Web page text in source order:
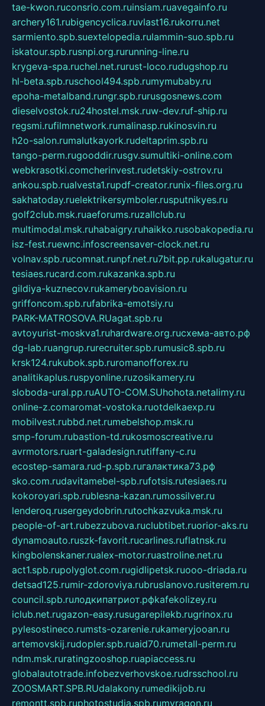
tae-kwon.ruconsrio.com.ruinsiam.ruavegainfo.ru
archery161.rubigencyclica.ruvlast16.rukorru.net
sarmiento.spb.suextelopedia.rulammin-suo.spb.ru
iskatour.spb.rusnpi.org.rurunning-line.ru
krygeva-spa.ruchel.net.rurust-loco.rudugshop.ru
hl-beta.spb.ruschool494.spb.rumymubaby.ru
epoha-metalband.rungr.spb.rurusgosnews.com
dieselvostok.ru24hostel.msk.ruw-dev.ruf-ship.ru
regsmi.rufilmnetwork.rumalinasp.rukinosvin.ru
h2o-salon.rumalutkayork.rudeltaprim.spb.ru
tango-perm.rugooddir.rusgv.sumultiki-online.com
webkrasotki.comcherinvest.rudetskiy-ostrov.ru
ankou.spb.rualvesta1.rupdf-creator.runix-files.org.ru
sakhatoday.ruelektrikersymboler.rusputnikyes.ru
golf2club.msk.ruaeforums.ruzallclub.ru
multimodal.msk.ruhabaigry.ruhaikko.rusobakopedia.ru
isz-fest.ruewnc.infoscreensaver-clock.net.ru
volnav.spb.rucomnat.runpf.net.ru7bit.pp.rukalugatur.ru
tesiaes.rucard.com.rukazanka.spb.ru
gildiya-kuznecov.rukameryboavision.ru
griffoncom.spb.rufabrika-emotsiy.ru
PARK-MATROSOVA.RUagat.spb.ru
avtoyurist-moskva1.ruhardware.org.ruсхема-авто.рф
dg-lab.ruangrup.rurecruiter.spb.rumusic8.spb.ru
krsk124.rukubok.spb.ruromanofforex.ru
analitikaplus.ruspyonline.ruzosikamery.ru
sloboda-ural.pp.ruAUTO-COM.SUhohota.netalimy.ru
online-z.comaromat-vostoka.ruotdelkaexp.ru
mobilvest.rubbd.net.rumebelshop.msk.ru
smp-forum.rubastion-td.rukosmoscreative.ru
avrmotors.ruart-galadesign.rutiffany-c.ru
ecostep-samara.rud-p.spb.ruгалактика73.рф
sko.com.rudavitamebel-spb.rufotsis.rutesiaes.ru
kokoroyari.spb.rublesna-kazan.rumossilver.ru
lenderoq.rusergeydobrin.rutochkazvuka.msk.ru
people-of-art.rubezzubova.ruclubtibet.ruorior-aks.ru
dynamoauto.ruszk-favorit.rucarlines.ruflatnsk.ru
kingbolenskaner.rualex-motor.ruastroline.net.ru
act1.spb.rupolyglot.com.rugidlipetsk.ruooo-driada.ru
detsad125.rumir-zdoroviya.rubruslanovo.rusiterem.ru
council.spb.ruлодкипатриот.рфkafekolizey.ru
iclub.net.rugazon-easy.rusugarepilekb.rugrinox.ru
pylesostineco.rumsts-ozarenie.rukameryjooan.ru
artemovskij.rudopler.spb.ruaid70.rumetall-perm.ru
ndm.msk.ruratingzooshop.ruapiaccess.ru
globalautotrade.infobezverhovskoe.rudrsschool.ru
ZOOSMART.SPB.RUdalakony.rumedikijob.ru
remontt.spb.ruphotostudia.spb.rumyragon.ru